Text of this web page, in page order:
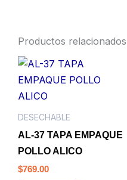
Productos relacionados
DESECHABLE
AL-37 TAPA EMPAQUE
POLLO ALICO
$769.00